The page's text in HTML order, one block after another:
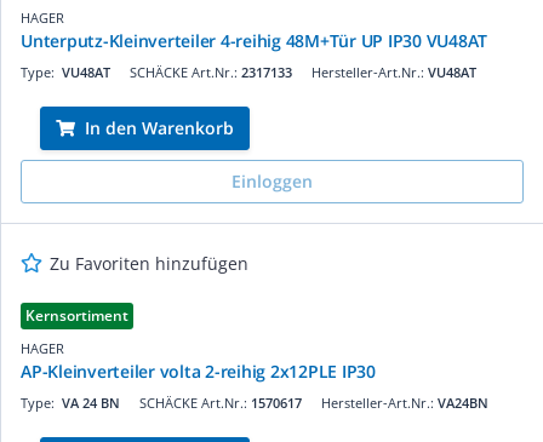
HAGER
Unterputz-Kleinverteiler 4-reihig 48M+Tür UP IP30 VU48AT
SCHÄCKE Art.Nr.: 2317133
Type: VU48AT Hersteller-Art.Nr.: VU48AT
In den Warenkorb
Einloggen
Zu Favoriten hinzufügen
Kernsortiment
HAGER
AP-Kleinverteiler volta 2-reihig 2x12PLE IP30
SCHÄCKE Art.Nr.: 1570617
Type: VA 24 BN Hersteller-Art.Nr.: VA24BN